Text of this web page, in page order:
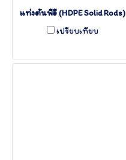
แท่งตันพีอี (HDPE Solid Rods)
เปรียบเทียบ